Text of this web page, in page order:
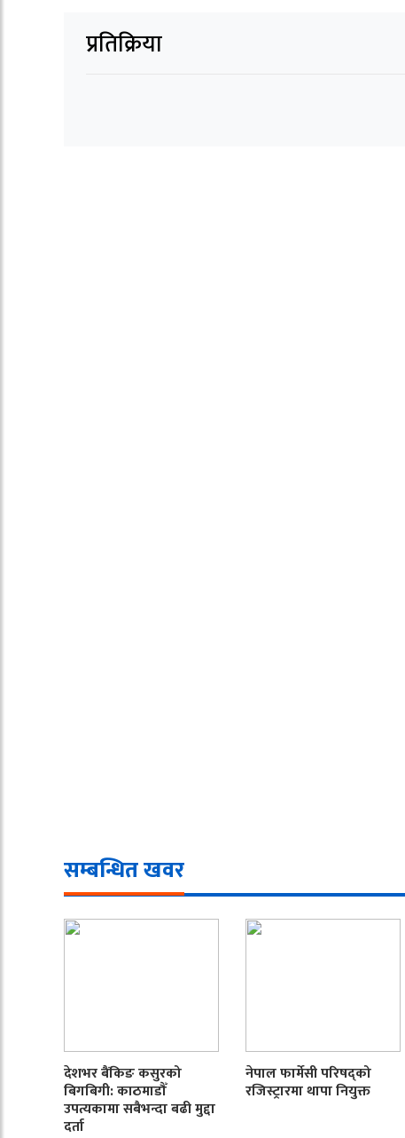
प्रतिक्रिया
सम्बन्धित खवर
देशभर बैंकिङ कसुरको
बिगबिगी: काठमाडौँ
उपत्यकामा सबैभन्दा बढी मुद्दा
दर्ता
नेपाल फार्मेसी परिषद्को
रजिस्ट्रारमा थापा नियुक्त